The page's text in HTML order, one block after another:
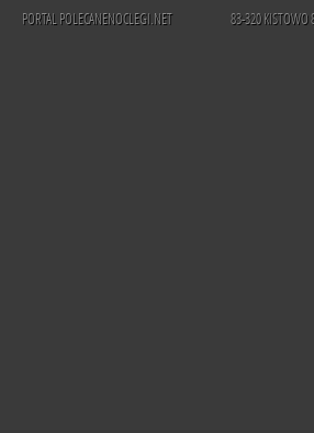
PORTAL POLECANENOCLEGI.NET
83-320 KISTOWO